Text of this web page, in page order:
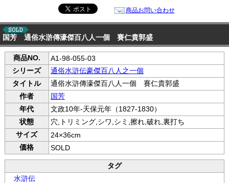
商品お問い合わせ
国芳 通俗水滸傳濠傑百八人一個 賽仁貴郭盛
商品NO.
A1-98-055-03
シリーズ
通俗水滸伝豪傑百八人之一個
タイトル
通俗水滸傳濠傑百八人一個 賽仁貴郭盛
作者
国芳
年代
文政10年-天保元年（1827-1830）
状態
穴,トリミング,シワ,シミ,擦れ,破れ,裏打ち
サイズ
24×36cm
価格
SOLD
タグ
水滸伝